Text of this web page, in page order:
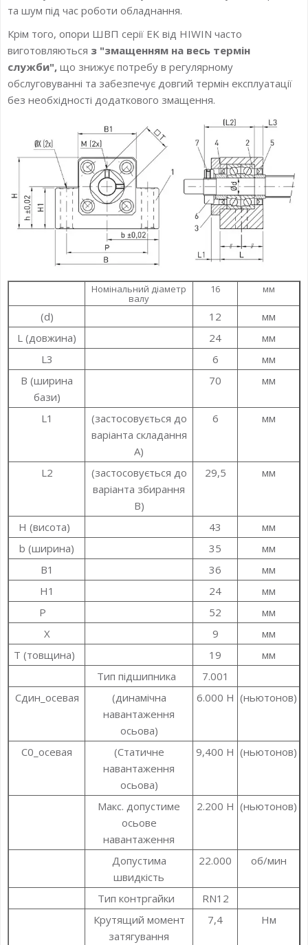
та шум під час роботи обладнання.
Крім того, опори ШВП серії EK від HIWIN часто
виготовляються з "змащенням на весь термін
служби", що знижує потребу в регулярному
обслуговуванні та забезпечує довгий термін експлуатації
без необхідності додаткового змащення.
Номінальний діаметр
валу
16 мм
(d) 12
мм
L (довжина)
24
мм
L3
6
мм
B (ширина
бази)
70 мм
L1
(застосовується до
варіанта складання
A)
6 мм
L2
(застосовується до
варіанта збирання
B)
29,5 мм
H (висота) 43
мм
b (ширина)
35
мм
B1
36
мм
H1
24
мм
P
52
мм
X
9
мм
T (товщина)
19
мм
Тип підшипника
7.001
Cдин_осевая
(динамічна
навантаження
осьова)
6.000 Н (ньютонов)
С0_осевая
(Статичне
навантаження
осьова)
9,400 Н (ньютонов)
Макс. допустиме
осьове
навантаження
2.200 Н (ньютонов)
Допустима
швидкість
22.000 об/мин
Тип контргайки
RN12
Крутящий момент
затягування
7,4 Нм